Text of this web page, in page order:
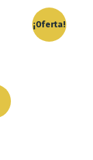
¡Oferta!